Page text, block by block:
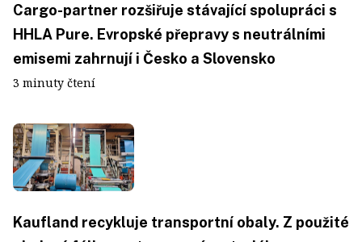
Cargo-partner rozšiřuje stávající spolupráci s
HHLA Pure. Evropské přepravy s neutrálními
emisemi zahrnují i Česko a Slovensko
3 minuty čtení
Kaufland recykluje transportní obaly. Z použité